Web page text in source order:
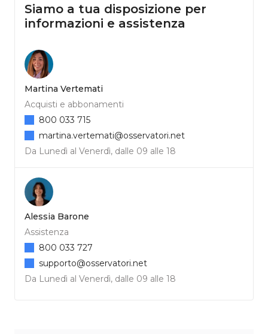
Siamo a tua disposizione per
informazioni e assistenza
Martina Vertemati
Acquisti e abbonamenti
Da Lunedì al Venerdì, dalle 09 alle 18
800 033 715
martina.vertemati@osservatori.net
Alessia Barone
Assistenza
Da Lunedì al Venerdì, dalle 09 alle 18
800 033 727
supporto@osservatori.net